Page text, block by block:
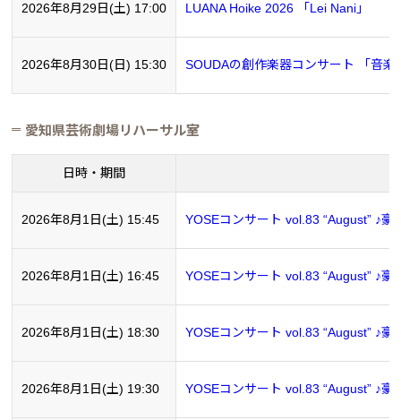
2026年8月29日(土) 17:00 LUANA Hoike 2026 「Lei Nani」
2026年8月30日(日) 15:30 SOUDAの創作楽器コンサート 「音楽
愛知県芸術劇場リハーサル室
日時・期間
2026年8月1日(土) 15:45 YOSEコンサート vol.83 “August” ♪
2026年8月1日(土) 16:45 YOSEコンサート vol.83 “August” ♪
2026年8月1日(土) 18:30 YOSEコンサート vol.83 “August” ♪
2026年8月1日(土) 19:30 YOSEコンサート vol.83 “August” ♪